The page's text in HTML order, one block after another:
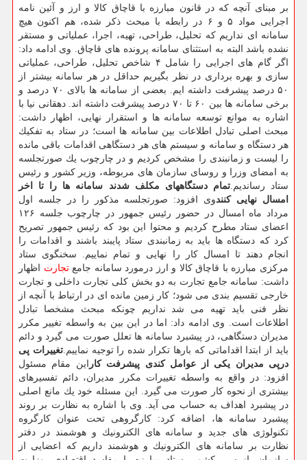
بر مبنای آنچه كه در قانون مبارزه با قاچاق كالا و ارز و آئین نامه
اجرایی مواد ۵ و ۶ در رابطه با مبحث ذكر شده، هم اكنون هیچ
سامانه ای نداریم كه تحلیل، طراحی، تهیه، اجرا، عملیاتی و مستقر
نشده باشد البته به استثنای سامانه پرونده های قاچاق. وی ادامه داد:
اگر گام های اجرایی را شامل ۴ شاخص تحلیل، طراحی، عملیاتی
سازی و بهره برداری در نظر بگیریم حداقل در هر سامانه بیشتر از
۵۰ درصد پیشرفت داشته ایم. بعضی از سامانه ها بالای ۷۰ درصد و
برخی سامانه ها بین ۶۰ تا ۷۰ درصد پیشرفت داشته اند. دهقانی نیا با
اشاره به موانع توسعه سامانه ها و استقرار نهایی، اظهار داشت:
مبحث اصلی تبادل اطلاعات بین سامانه ها است؛ در ستاد به تفكیك
هر دستگاه و سامانه و سیستم های هر دستگاهی اقدامات باقی مانده
را لیست و زمانبندی را مشخص كردیم و در چارچوب یك صورتجلسه
به امضای وزرا و روسای سازمان های مربوطه، وزیر كشور و رئیس
ستاد رساندیم.تمام دستگاههای مكلف شدند سامانه ها را تا اخر
امسال نهایی كنندوی افزود: صورتجلسه مذكور را در جلسه اول
مرداد ماه امسال در حضور رئیس جمهور در چارچوب جلسه ۱۲۶
اعضای ستاد مطرح كردیم و محتوا این بود كه رئیس جمهور تصریح
كرد كه دستگاه ها باید به زمانبندی ستاد پایبند باشند و اقدامات را
انجام دهند تا امسال كار را نهایی و تمام نماییم. سخنگوی ستاد
مركزی مبارزه با قاچاق كالا و ارز درمورد سامانه جامعتجارت اظهار
داشت: سامانه جامع تجارت به دو بخش كلی تجارت داخلی و تجارت
خارجی تقسیم بندی می شود؛ كار زمین مانده ای در ارتباط با آنچه از
نظر فنی باید تهیه می شد نداریم چونكه مبحث مشخصا تبادل
اطلاعات است. وی ادامه داد: اما در این بین به واسطه تغییر مكرر
مدیران دستگاهی، در پیشبرد سامانه ها تعلل صورت می گیرد و دائم
باید از ابتدا اقداماتی كه بارها تكرار شده را توجیه نماییم.تغییرات پی
درپی مدیران یكی از عوامل كندی پیشرفت كار این مقام مسئول
افزود: در واقع به واسطه تغییرات مكرر مدیران، دائم تفسیرهای
بیشتری از نحوه كار صورت می گیرد. این مسئله خود یك مانع اصلی
در پیشبرد اهداف به حساب می آید. وی با اشاره به نظارت بر روند
پیشبرد سامانه ها، اضافه كرد: كارگروهی تحت عنوان كارگروه
تكنولوژی های جدید و سامانه های الكترونیك و هوشمند در دفتر
نظارت بر سامانه های الكترونیك و هوشمند داریم كه اعضایی از